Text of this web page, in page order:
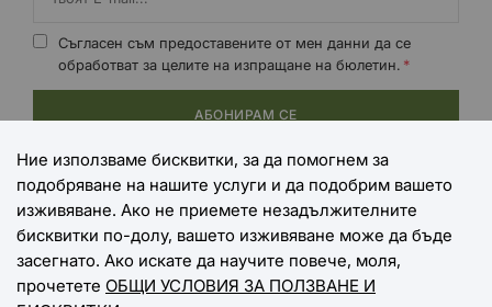
Съгласен съм предоставените от мен данни да се
обработват за целите на изпращане на бюлетин.
АБОНИРАМ СЕ
НАЧИНИ НА ПЛАЩАНЕ
НАЧИНИ НА ДОСТАВКА
Ние използваме бисквитки, за да помогнем за
подобряване на нашите услуги и да подобрим вашето
изживяване. Ако не приемете незадължителните
бисквитки по-долу, вашето изживяване може да бъде
засегнато. Ако искате да научите повече, моля,
прочетете ОБЩИ УСЛОВИЯ ЗА ПОЛЗВАНЕ И